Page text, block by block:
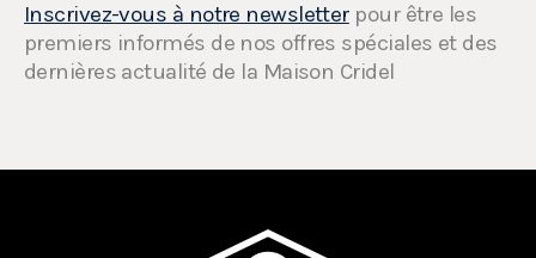
Inscrivez-vous à notre newsletterpour être les
premiers informés de nos offres spéciales et des
dernières actualité de la Maison Cridel